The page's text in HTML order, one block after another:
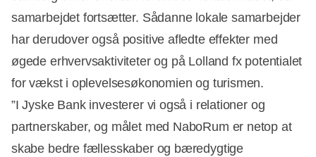
samarbejdet fortsætter. Sådanne lokale samarbejder
har derudover også positive afledte effekter med
øgede erhvervsaktiviteter og på Lolland fx potentialet
for vækst i oplevelsesøkonomien og turismen.
”I Jyske Bank investerer vi også i relationer og
partnerskaber, og målet med NaboRum er netop at
skabe bedre fællesskaber og bæredygtige